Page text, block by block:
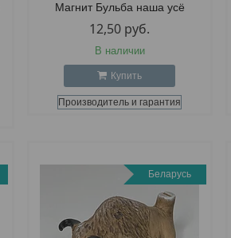
Магнит Бульба наша усё
12,50 руб.
В наличии
Купить
Производитель и гарантия
Беларусь